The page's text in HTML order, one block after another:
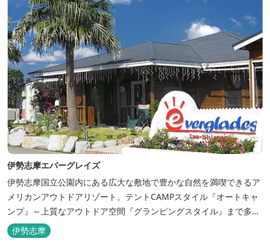
伊勢志摩エバーグレイズ
伊勢志摩国立公園内にある広大な敷地で豊かな自然を満喫できるア
メリカンアウトドアリゾート。テントCAMPスタイル『オートキャ
ンプ』～上質なアウトドア空間『グランピングスタイル』まで多彩
な宿泊スタイルを体験できます。 場内ではキッズイベント＆アクテ
ィビティーが人気！365日開催のアメリカンカルチャーを取り入れ
伊勢志摩